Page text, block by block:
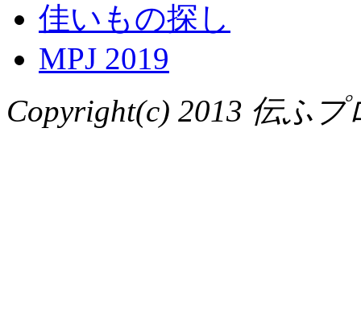
佳いもの探し
MPJ 2019
Copyright(c) 2013 伝ふプ